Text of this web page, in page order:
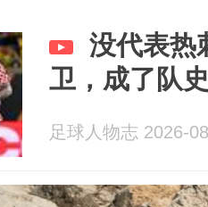
没代表热
卫，成了队
足球人物志 2026-